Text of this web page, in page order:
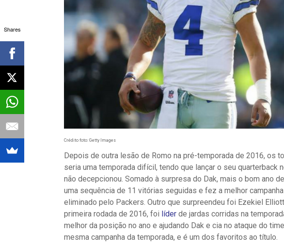
Crédito foto: Getty Images
Depois de outra lesão de Romo na pré-temporada de 2016, os
seria uma temporada difícil, tendo que lançar o seu quarterback
não decepcionou. Somado à surpresa do Dak, mais o bom ano
uma sequência de 11 vitórias seguidas e fez a melhor
eliminado pelo Packers. Outro que surpreendeu foi Ezekiel
primeira rodada de 2016, foi líder de jardas corridas na
melhor da posição no ano e ajudando Dak e cia no ataque do
mesma campanha da temporada, e é um dos favoritos ao título.
Shares